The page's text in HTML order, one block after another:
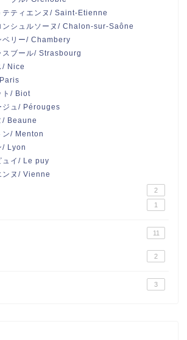
テティエンヌ/ Saint-Etienne
ンシュルソーヌ/ Chalon-sur-Saône
ベリー/ Chambery
スブール/ Strasbourg
/ Nice
ト/ Biot
ジュ/ Pérouges
/ Beaune
ン/ Menton
/ Lyon
ュイ/ Le puy
ンヌ/ Vienne
2
1
11
2
3